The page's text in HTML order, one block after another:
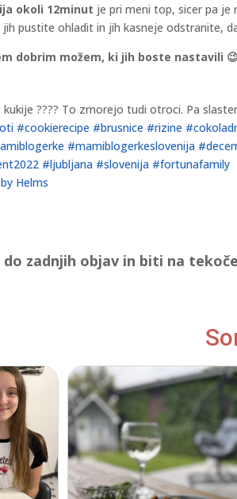
okoli 12minut je pri meni top, sicer pa je
pustite ohladit in jih kasneje odstranite,
dobrim možem, ki jih boste nastavili 😉
???? To zmorejo tudi otroci. Pa slasten
#cookierecipe #brusnice #rizine
#mamiblogerkeslovenija
#ljubljana #slovenija #fortunafamily
Helms
zadnjih objav in biti na